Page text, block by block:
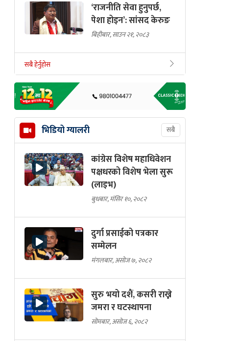
‘राजनीति सेवा हुनुपर्छ,
पेशा होइन’: सांसद केरुङ
बिहीबार, साउन २१, २०८३
सबै हेर्नुहोस
भिडियो ग्यालरी सबै
कांग्रेस विशेष महाधिवेशन
पक्षधरको विशेष भेला सुरू
(लाइभ)
बुधबार, मंसिर १०, २०८२
दुर्गा प्रसाईको पत्रकार
सम्मेलन
मंगलबार, असोज ७, २०८२
सुरु भयो दशैं, कसरी राख्ने
जमरा र घटस्थापना
सोमबार, असोज ६, २०८२